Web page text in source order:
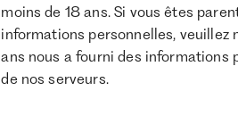
moins de 18 ans. Si vous êtes
informations personnelles, veuillez
ans nous a fourni des informations
de nos serveurs.